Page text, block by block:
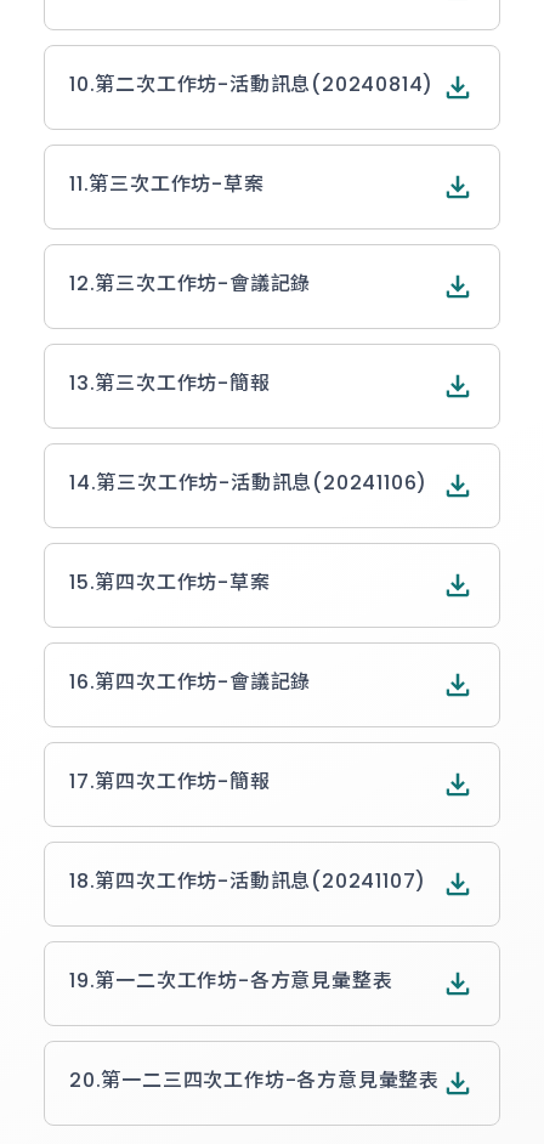
10.第二次工作坊-活動訊息(20240814)
11.第三次工作坊-草案
12.第三次工作坊-會議記錄
13.第三次工作坊-簡報
14.第三次工作坊-活動訊息(20241106)
15.第四次工作坊-草案
16.第四次工作坊-會議記錄
17.第四次工作坊-簡報
18.第四次工作坊-活動訊息(20241107)
19.第一二次工作坊-各方意見彙整表
20.第一二三四次工作坊-各方意見彙整表